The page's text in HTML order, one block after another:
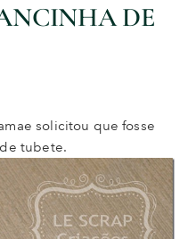
DE
solicitou que fosse
tubete.